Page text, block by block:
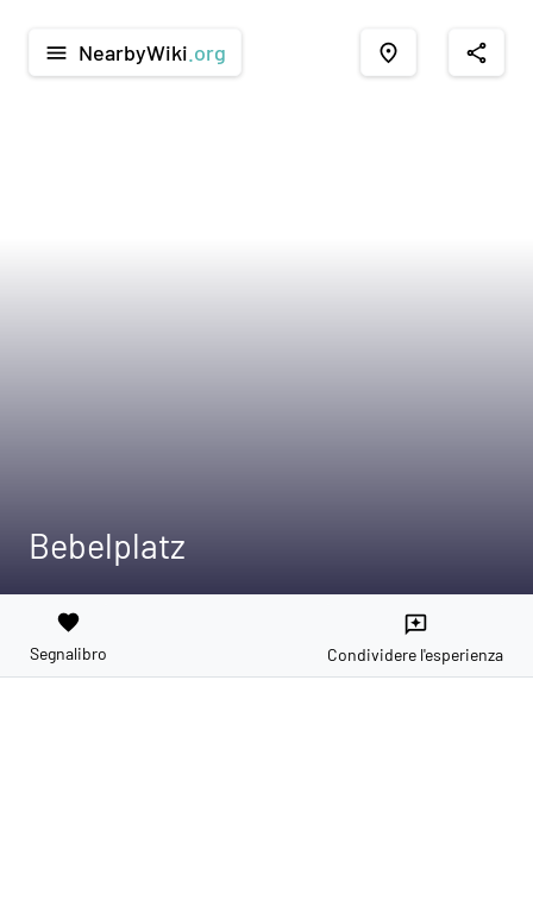
menu NearbyWiki .org place share
Bebelplatz
favorite
Segnalibro
reviews
Condividere l'esperienza